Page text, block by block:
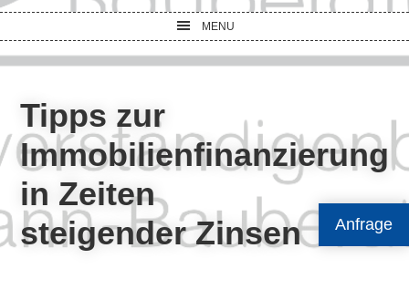
Anfrage
MENU
Tipps zur
Immobilienfinanzierung
in Zeiten
steigender Zinsen